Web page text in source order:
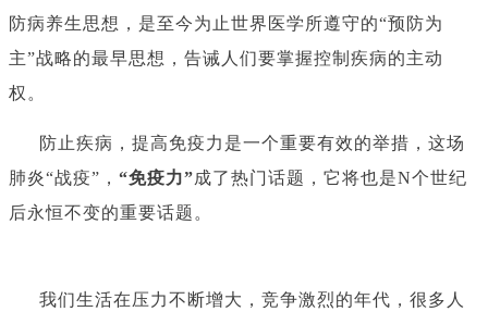
防病养生思想，是至今为止世界医学所遵守的“预防为
主”战略的最早思想，告诫人们要掌握控制疾病的主动
权。
防止疾病，提高免疫力是一个重要有效的举措，这场
肺炎“战疫”， “免疫力”成了热门话题，它将也是N个世纪
后永恒不变的重要话题。
我们生活在压力不断增大，竞争激烈的年代，很多人